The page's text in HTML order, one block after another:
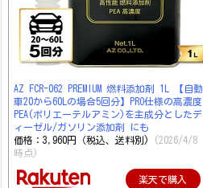
AZ FCR-062 PREMIUM 燃料添加剤 1L 【自動
車20から60Lの場合5回分】PRO仕様の高濃度
PEA(ポリエーテルアミン)を主成分としたデ
ィーゼル/ガソリン添加剤 にも
価格：3,960円（税込、送料別)
(2026/4/8
時点)
楽天で購入